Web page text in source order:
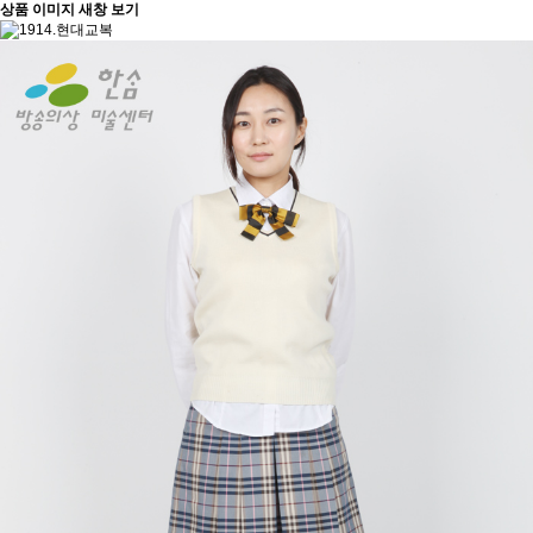
상품 이미지 새창 보기